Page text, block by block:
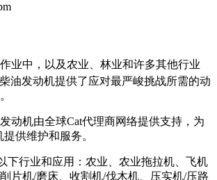
业中，以及农业、林业和许多其他行业
油发动机提供了应对最严峻挑战所需的动
动机由全球Cat代理商网络提供支持，为
供维护和服务。
下行业和应用：农业、农业拖拉机、飞机
片机/磨床、收割机/伐木机、压实机/压路